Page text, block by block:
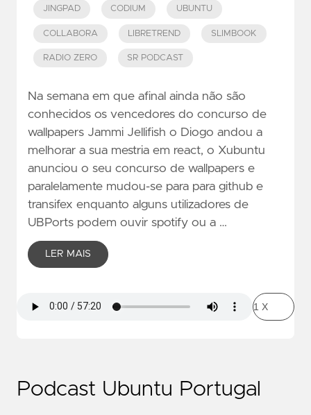
JINGPAD CODIUM UBUNTU
COLLABORA LIBRETREND SLIMBOOK
RADIO ZERO SR PODCAST
Na semana em que afinal ainda não são
conhecidos os vencedores do concurso de
wallpapers Jammi Jellifish o Diogo andou a
melhorar a sua mestria em react, o Xubuntu
anunciou o seu concurso de wallpapers e
paralelamente mudou-se para para github e
transifex enquanto alguns utilizadores de
UBPorts podem ouvir spotify ou a …
LER MAIS
Podcast Ubuntu Portugal